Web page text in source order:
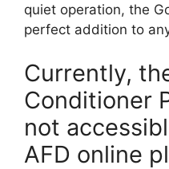
quiet operation, the
perfect addition to
Currently,
Conditioner
not
AFD online